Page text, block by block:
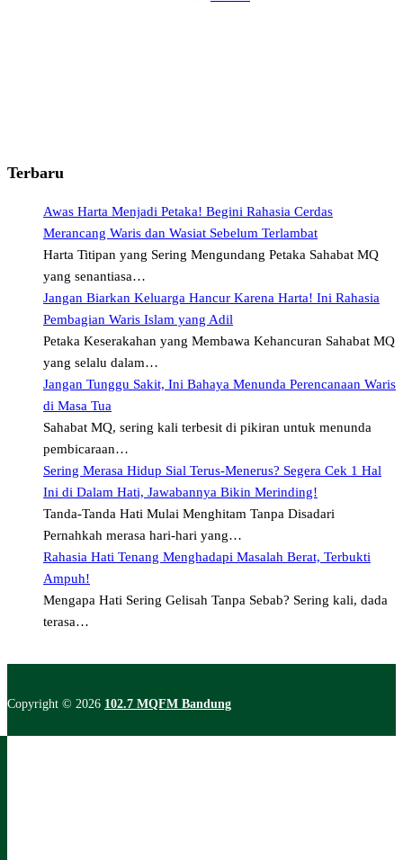
Terbaru
Awas Harta Menjadi Petaka! Begini Rahasia Cerdas
Merancang Waris dan Wasiat Sebelum Terlambat
Harta Titipan yang Sering Mengundang Petaka Sahabat MQ
yang senantiasa…
Jangan Biarkan Keluarga Hancur Karena Harta! Ini Rahasia
Pembagian Waris Islam yang Adil
Petaka Keserakahan yang Membawa Kehancuran Sahabat MQ
yang selalu dalam…
Jangan Tunggu Sakit, Ini Bahaya Menunda Perencanaan Waris
di Masa Tua
Sahabat MQ, sering kali terbesit di pikiran untuk menunda
pembicaraan…
Sering Merasa Hidup Sial Terus-Menerus? Segera Cek 1 Hal
Ini di Dalam Hati, Jawabannya Bikin Merinding!
Tanda-Tanda Hati Mulai Menghitam Tanpa Disadari
Pernahkah merasa hari-hari yang…
Rahasia Hati Tenang Menghadapi Masalah Berat, Terbukti
Ampuh!
Mengapa Hati Sering Gelisah Tanpa Sebab? Sering kali, dada
terasa…
Copyright © 2026 102.7 MQFM Bandung